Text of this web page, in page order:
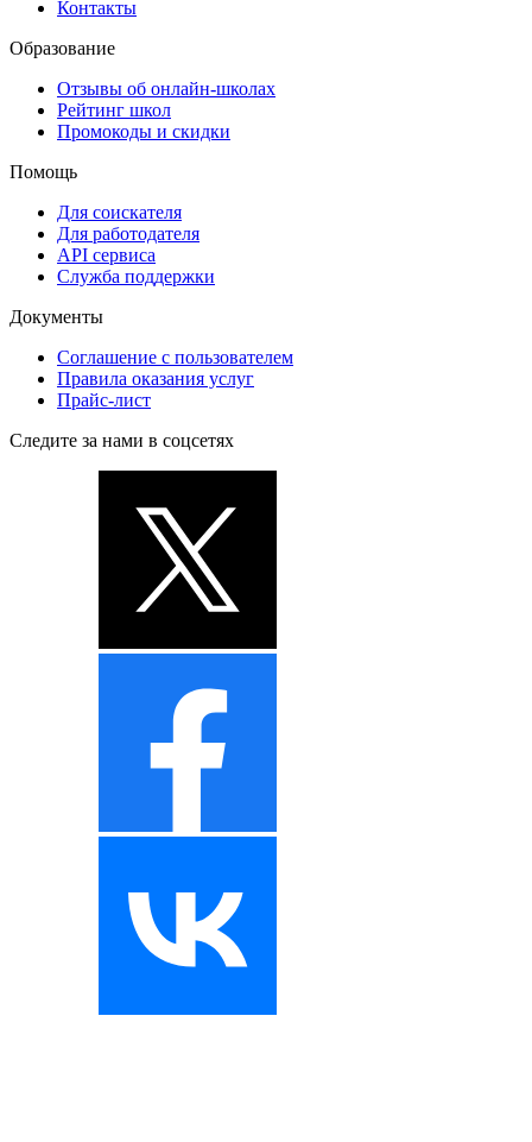
Контакты
Образование
Отзывы об онлайн-школах
Рейтинг школ
Промокоды и скидки
Помощь
Для соискателя
Для работодателя
API сервиса
Служба поддержки
Документы
Соглашение с пользователем
Правила оказания услуг
Прайс-лист
Следите за нами в соцсетях